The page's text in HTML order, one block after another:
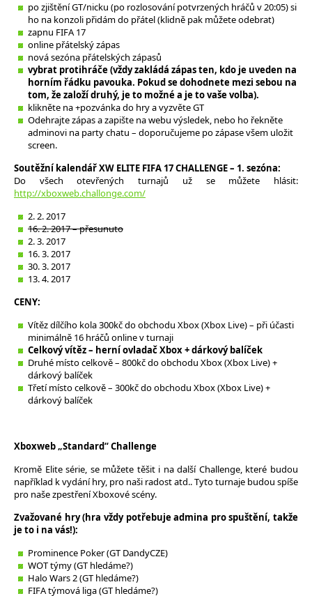
po zjištění GT/nicku (po rozlosování potvrzených hráčů v 20:05) si
ho na konzoli přidám do přátel (klidně pak můžete odebrat)
zapnu FIFA 17
online přátelský zápas
nová sezóna přátelských zápasů
vybrat protihráče (vždy zakládá zápas ten, kdo je uveden na
horním řádku pavouka. Pokud se dohodnete mezi sebou na
tom, že založí druhý, je to možné a je to vaše volba).
klikněte na +pozvánka do hry a vyzvěte GT
Odehrajte zápas a zapište na webu výsledek, nebo ho řekněte
adminovi na party chatu – doporučujeme po zápase všem uložit
screen.
Soutěžní kalendář XW ELITE FIFA 17 CHALLENGE – 1. sezóna:
Do všech otevřených turnajů už se můžete hlásit:
http://xboxweb.challonge.com/
2. 2. 2017
16. 2. 2017 – přesunuto
2. 3. 2017
16. 3. 2017
30. 3. 2017
13. 4. 2017
CENY:
Vítěz dílčího kola 300kč do obchodu Xbox (Xbox Live) – při účasti
minimálně 16 hráčů online v turnaji
Celkový vítěz – herní ovladač Xbox + dárkový balíček
Druhé místo celkově – 800kč do obchodu Xbox (Xbox Live) +
dárkový balíček
Třetí místo celkově – 300kč do obchodu Xbox (Xbox Live) +
dárkový balíček
Xboxweb „Standard“ Challenge
Kromě Elite série, se můžete těšit i na další Challenge, které budou
například k vydání hry, pro naši radost atd.. Tyto turnaje budou spíše
pro naše zpestření Xboxové scény.
Zvažované hry (hra vždy potřebuje admina pro spuštění, takže
je to i na vás!):
Prominence Poker (GT DandyCZE)
WOT týmy (GT hledáme?)
Halo Wars 2 (GT hledáme?)
FIFA týmová liga (GT hledáme?)